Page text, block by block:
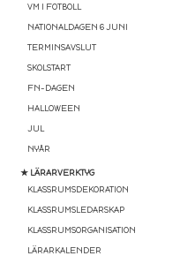
VM I FOTBOLL
NATIONALDAGEN 6 JUNI
TERMINSAVSLUT
SKOLSTART
FN-DAGEN
HALLOWEEN
JUL
NYÅR
★ LÄRARVERKTYG
KLASSRUMSDEKORATION
KLASSRUMSLEDARSKAP
KLASSRUMSORGANISATION
LÄRARKALENDER